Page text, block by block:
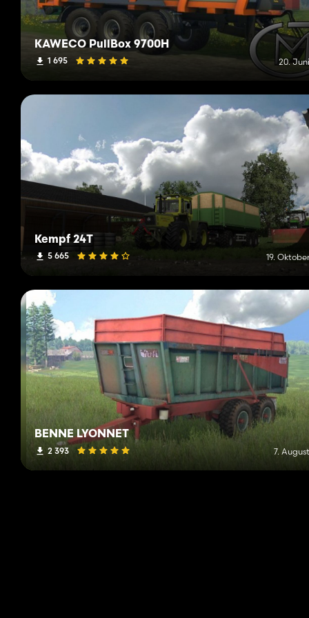
KAWECO PullBox 9700H
1 695 20.
Kempf 24T
5 665 19.
BENNE LYONNET
2 393 7.